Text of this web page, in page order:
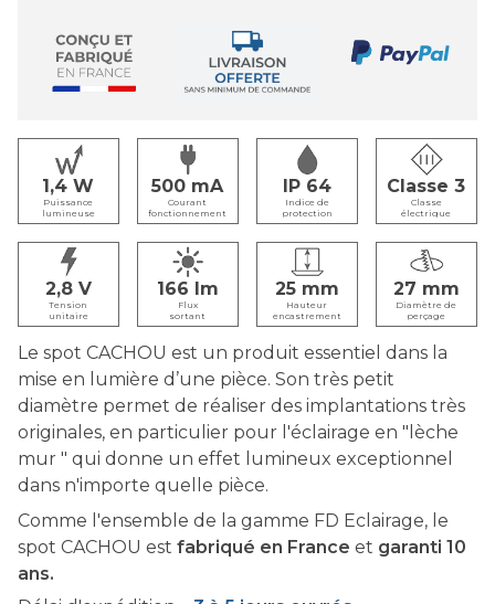
1,4
Puissance
lumineuse
500
Courant
fonctionnement
IP 64
Indice de
protection
Classe 3
Classe
électrique
2,8
Tension
unitaire
166
Flux
sortant
25
Hauteur
encastrement
27
Diamètre de
perçage
Le spot CACHOU est un produit essentiel dans la
mise en lumière d’une pièce. Son très petit
diamètre permet de réaliser des implantations très
originales, en particulier pour l'éclairage en "lèche
mur " qui donne un effet lumineux exceptionnel
dans n'importe quelle pièce.
Comme l'ensemble de la gamme FD Eclairage, le
spot CACHOU est fabriqué en France et garanti 10
ans.